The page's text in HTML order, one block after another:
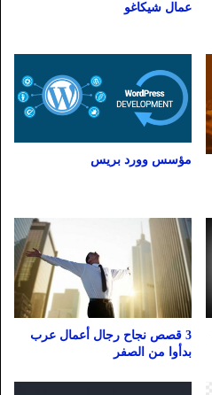
عمال شيكاغو
مؤسس وورد بريس
3 قصص نجاح رجال أعمال عرب
بدأوا من الصفر